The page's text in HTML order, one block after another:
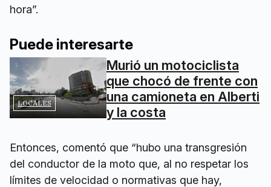
hora”.
Puede interesarte
LOCALES
Murió un motociclista
que chocó de frente con
una camioneta en Alberti
y la costa
Entonces, comentó que “hubo una transgresión
del conductor de la moto que, al no respetar los
límites de velocidad o normativas que hay,